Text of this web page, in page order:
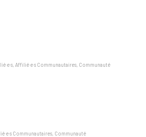
, Affilié·e·s Communautaires, Communauté
Communautaires, Communauté